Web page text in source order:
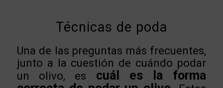
Técnicas de poda
Una de las preguntas más frecuentes,
junto a la cuestión de cuándo podar
un olivo, es cuál es la forma